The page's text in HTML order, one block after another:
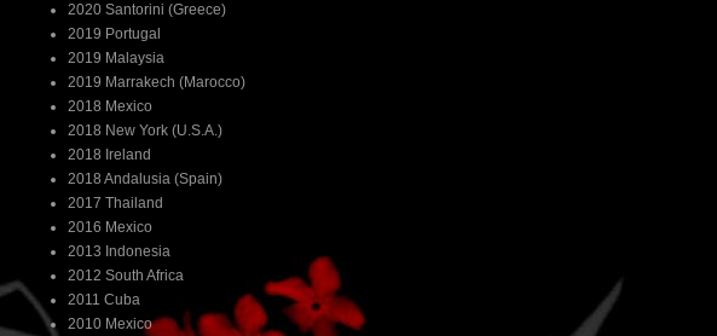
2020 Santorini (Greece)
2019 Portugal
2019 Malaysia
2019 Marrakech (Marocco)
2018 Mexico
2018 New York (U.S.A.)
2018 Ireland
2018 Andalusia (Spain)
2017 Thailand
2016 Mexico
2013 Indonesia
2012 South Africa
2011 Cuba
2010 Mexico